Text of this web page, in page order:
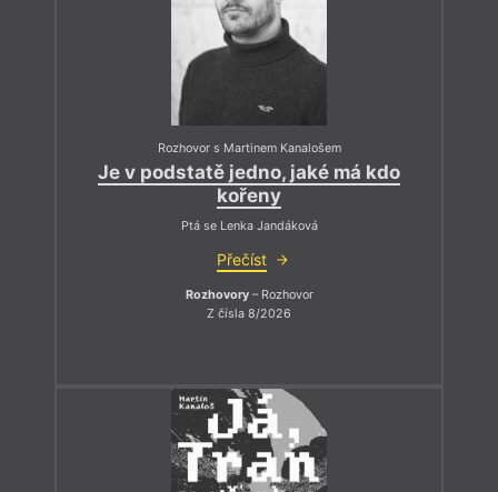
Rozhovor s Martinem Kanalošem
Je v podstatě jedno, jaké má kdo
kořeny
Ptá se Lenka Jandáková
Přečíst
Rozhovory– Rozhovor
Z čísla 8/2026